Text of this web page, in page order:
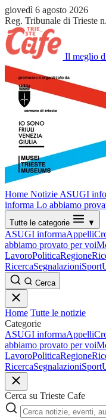
giovedì 6 agosto 2026
Reg. Tribunale di Trieste
Il meglio
Home Notizie ASUGI
informa Lo abbiamo
Tutte le categorie ▼
ASUGI informaAppelli
abbiamo provato per voi
LavoroPoliticaRegione
RicercaSegnalazioniSport
Cerca
Home Tutte le notizie
Categorie
ASUGI informaAppelli
abbiamo provato per voi
LavoroPoliticaRegione
RicercaSegnalazioniSport
Cerca su Trieste Cafe